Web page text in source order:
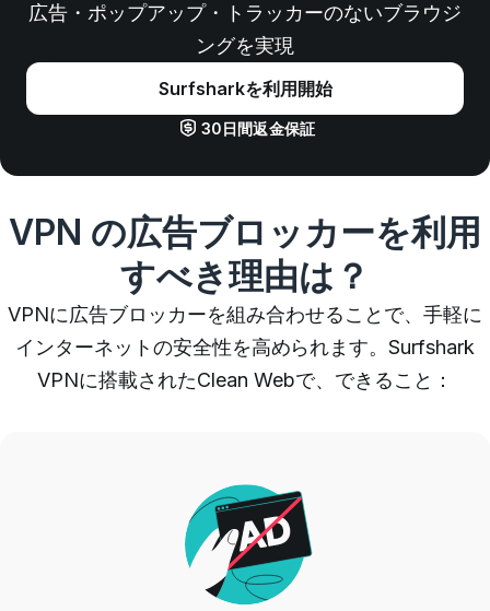
広告・ポップアップ・トラッカーのないブラウジ
ングを実現
Surfsharkを利用開始
30日間返金保証
VPN の広告ブロッカーを利用
すべき理由は？
VPNに広告ブロッカーを組み合わせることで、手軽に
インターネットの安全性を高められます。Surfshark
VPNに搭載されたClean Webで、できること：